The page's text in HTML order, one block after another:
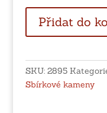
bílý
achát
křišťálem
-
Přidat do
SKU: 2895
Sbírkové kameny